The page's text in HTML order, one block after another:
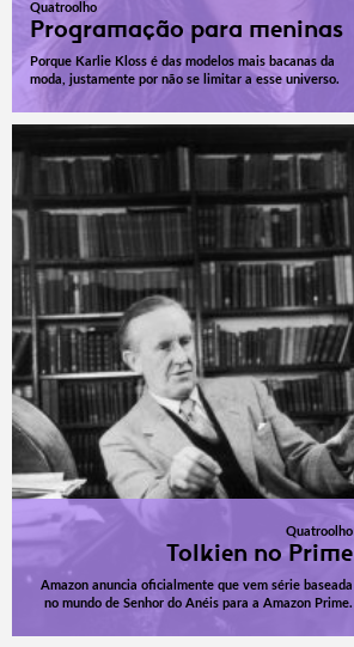
Quatroolho
Programação para meninas
Porque Karlie Kloss é das modelos mais bacanas da
moda, justamente por não se limitar a esse universo.
Quatroolho
Tolkien no Prime
Amazon anuncia oficialmente que vem série baseada
no mundo de Senhor do Anéis para a Amazon Prime.